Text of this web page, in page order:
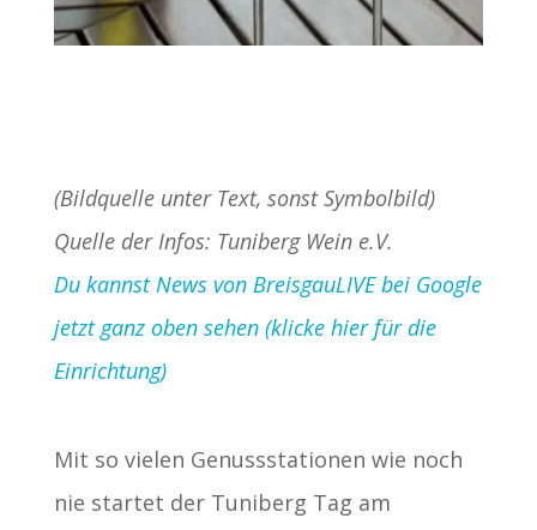
(Bildquelle unter Text, sonst Symbolbild)
Quelle der Infos: Tuniberg Wein e.V.
Du kannst News von BreisgauLIVE bei Google
jetzt ganz oben sehen (klicke hier für die
Einrichtung)
Mit so vielen Genussstationen wie noch
nie startet der Tuniberg Tag am